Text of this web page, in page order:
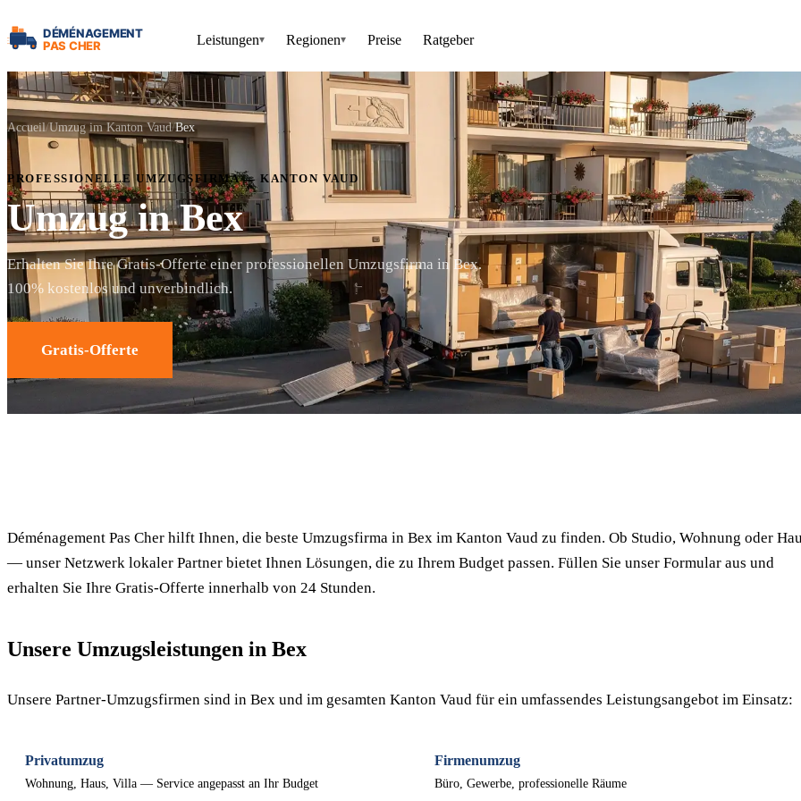
Leistungen▾ Regionen▾ Preise Ratgeber
Accueil Umzug im Kanton Vaud Bex
PROFESSIONELLE UMZUGSFIRMA — KANTON VAUD
Umzug in Bex
Erhalten Sie Ihre Gratis-Offerte einer professionellen Umzugsfirma in Bex.
100% kostenlos und unverbindlich.
Gratis-Offerte
Déménagement Pas Cher hilft Ihnen, die beste Umzugsfirma in Bex im Kanton Vaud zu finden. Ob Studio, Wohnung oder
— unser Netzwerk lokaler Partner bietet Ihnen Lösungen, die zu Ihrem Budget passen. Füllen Sie unser Formular aus und
erhalten Sie Ihre Gratis-Offerte innerhalb von 24 Stunden.
Unsere Umzugsleistungen in Bex
Unsere Partner-Umzugsfirmen sind in Bex und im gesamten Kanton Vaud für ein umfassendes Leistungsangebot im Einsatz:
Privatumzug
Wohnung, Haus, Villa — Service angepasst an Ihr Budget
Firmenumzug
Büro, Gewerbe, professionelle Räume